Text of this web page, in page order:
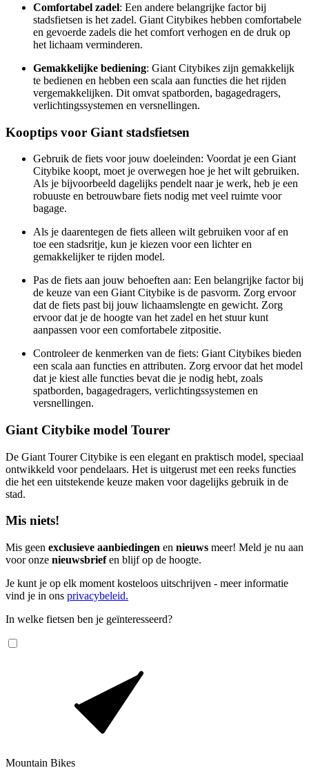
Comfortabel zadel: Een andere belangrijke factor bij
stadsfietsen is het zadel. Giant Citybikes hebben comfortabele
en gevoerde zadels die het comfort verhogen en de druk op
het lichaam verminderen.
Gemakkelijke bediening: Giant Citybikes zijn gemakkelijk
te bedienen en hebben een scala aan functies die het rijden
vergemakkelijken. Dit omvat spatborden, bagagedragers,
verlichtingssystemen en versnellingen.
Kooptips voor Giant stadsfietsen
Gebruik de fiets voor jouw doeleinden: Voordat je een Giant
Citybike koopt, moet je overwegen hoe je het wilt gebruiken.
Als je bijvoorbeeld dagelijks pendelt naar je werk, heb je een
robuuste en betrouwbare fiets nodig met veel ruimte voor
bagage.
Als je daarentegen de fiets alleen wilt gebruiken voor af en
toe een stadsritje, kun je kiezen voor een lichter en
gemakkelijker te rijden model.
Pas de fiets aan jouw behoeften aan: Een belangrijke factor bij
de keuze van een Giant Citybike is de pasvorm. Zorg ervoor
dat de fiets past bij jouw lichaamslengte en gewicht. Zorg
ervoor dat je de hoogte van het zadel en het stuur kunt
aanpassen voor een comfortabele zitpositie.
Controleer de kenmerken van de fiets: Giant Citybikes bieden
een scala aan functies en attributen. Zorg ervoor dat het model
dat je kiest alle functies bevat die je nodig hebt, zoals
spatborden, bagagedragers, verlichtingssystemen en
versnellingen.
Giant Citybike model Tourer
De Giant Tourer Citybike is een elegant en praktisch model, speciaal
ontwikkeld voor pendelaars. Het is uitgerust met een reeks functies
die het een uitstekende keuze maken voor dagelijks gebruik in de
stad.
Mis niets!
Mis geen exclusieve aanbiedingen en nieuws meer! Meld je nu aan
voor onze nieuwsbriefen blijf op de hoogte.
Je kunt je op elk moment kosteloos uitschrijven - meer informatie
vind je in ons privacybeleid.
In welke fietsen ben je geïnteresseerd?
Mountain Bikes